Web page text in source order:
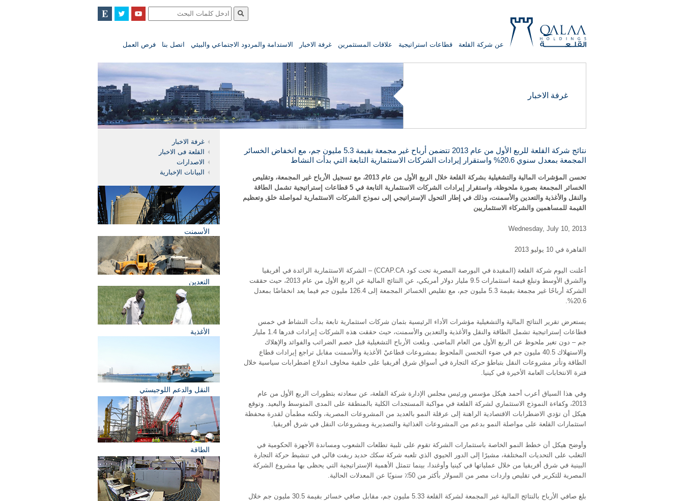
HOLDING
QALAA
HOLDINGS
عن شركة القلعة قطاعات استراتيجية علاقات المستثمرين غرفة الاخبار الاستدامة والمردود الاجتماعي والبيئي اتصل بنا فرص العمل
غرفة الاخبار
نتائج شركة القلعة للربع الأول من عام 2013 تتضمن أرباح غير مجمعة بقيمة 5.3 مليون جم، مع انخفاض الخسائر
المجمعة بمعدل سنوي 20.6% واستقرار إيرادات الشركات الاستثمارية التابعة التي بدأت النشاط
تحسن المؤشرات المالية والتشغيلية بشركة القلعة خلال الربع الأول من عام 2013، مع تسجيل الأرباح غير المجمعة، وتقليص
الخسائر المجمعة بصورة ملحوظة، واستقرار إيرادات الشركات الاستثمارية التابعة في 5 قطاعات إستراتيجية تشمل الطاقة
والنقل والأغذية والتعدين والأسمنت، وذلك في إطار التحول الإستراتيجي إلى نموذج الشركات الاستثمارية لمواصلة خلق وتعظيم
القيمة للمساهمين والشركاء الاستثماريين
Wednesday, July 10, 2013
القاهرة في 10 يوليو 2013
أعلنت اليوم شركة القلعة (المقيدة في البورصة المصرية تحت كود CCAP.CA) – الشركة الاستثمارية الرائدة في أفريقيا
والشرق الأوسط وتبلغ قيمة استثمارات 9.5 مليار دولار أمريكي، عن النتائج المالية عن الربع الأول من عام 2013، حيث حققت
الشركة أرباحًا غير مجمعة بقيمة 5.3 مليون جم، مع تقليص الخسائر المجمعة إلى 126.4 مليون جم فيما يعد انخفاضًا بمعدل
20.6%.
يستعرض تقرير النتائج المالية والتشغيلية مؤشرات الأداء الرئيسية بثمان شركات استثمارية تابعة بدأت النشاط في خمس
قطاعات إستراتيجية تشمل الطاقة والنقل والأغذية والتعدين والأسمنت، حيث حققت هذه الشركات إيرادات قدرها 1.4 مليار
جم – دون تغير ملحوظ عن الربع الأول من العام الماضي. وبلغت الأرباح التشغيلية قبل خصم الضرائب والفوائد والإهلاك
والاستهلاك 40.5 مليون جم في ضوء التحسن الملحوظ بمشروعات قطاعيْ الأغذية والأسمنت مقابل تراجع إيرادات قطاع
الطاقة وتأثر مشروعات النقل بتباطؤ حركة التجارة في أسواق شرق أفريقيا على خلفية مخاوف اندلاع اضطرابات سياسية خلال
فترة الانتخابات العامة الأخيرة في كينيا.
وفي هذا السياق أعرب أحمد هيكل مؤسس ورئيس مجلس الإدارة شركة القلعة، عن سعادته بتطورات الربع الأول من عام
2013، وكفاءة النموذج الاستثماري لشركة القلعة في مواكبة المستجدات الكلية بالمنطقة على المدى المتوسط والبعيد. وتوقع
هيكل أن تؤدي الاضطرابات الاقتصادية الراهنة إلى عرقلة النمو بالعديد من المشروعات المصرية، ولكنه مطمأن لقدرة محفظة
استثمارات القلعة على مواصلة النمو بدعم من المشروعات الغذائية والتصديرية ومشروعات النقل في شرق أفريقيا.
وأوضح هيكل أن خطط النمو الخاصة باستثمارات الشركة تقوم على تلبية تطلعات الشعوب ومساندة الأجهزة الحكومية في
التغلب على التحديات المختلفة، مشيرًا إلى الدور الحيوي الذي تلعبه شركة سكك حديد ريفت فالي في تنشيط حركة التجارة
البينية في شرق أفريقيا من خلال عملياتها في كينيا وأوغندا، بينما تتمثل الأهمية الإستراتيجية التي يحظى بها مشروع الشركة
المصرية للتكرير في تقليص واردات مصر من السولار بأكثر من 50٪ سنويًا عن المعدلات الحالية.
بلغ صافي الأرباح بالنتائج المالية غير المجمعة لشركة القلعة 5.33 مليون جم، مقابل صافي خسائر بقيمة 30.5 مليون جم خلال
غرفة الاخبار
القلعة فى الاخبار
الاصدارات
البيانات الإخبارية
الأسمنت
التعدين
الأغذية
النقل والدعم اللوجيستي
الطاقة